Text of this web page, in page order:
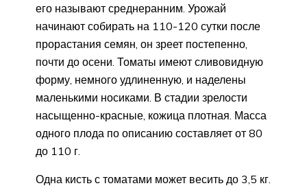
его называют среднеранним. Урожай
начинают собирать на 110-120 сутки после
прорастания семян, он зреет постепенно,
почти до осени. Томаты имеют сливовидную
форму, немного удлиненную, и наделены
маленькими носиками. В стадии зрелости
насыщенно-красные, кожица плотная. Масса
одного плода по описанию составляет от 80
до 110 г.
Одна кисть с томатами может весить до 3,5 кг.